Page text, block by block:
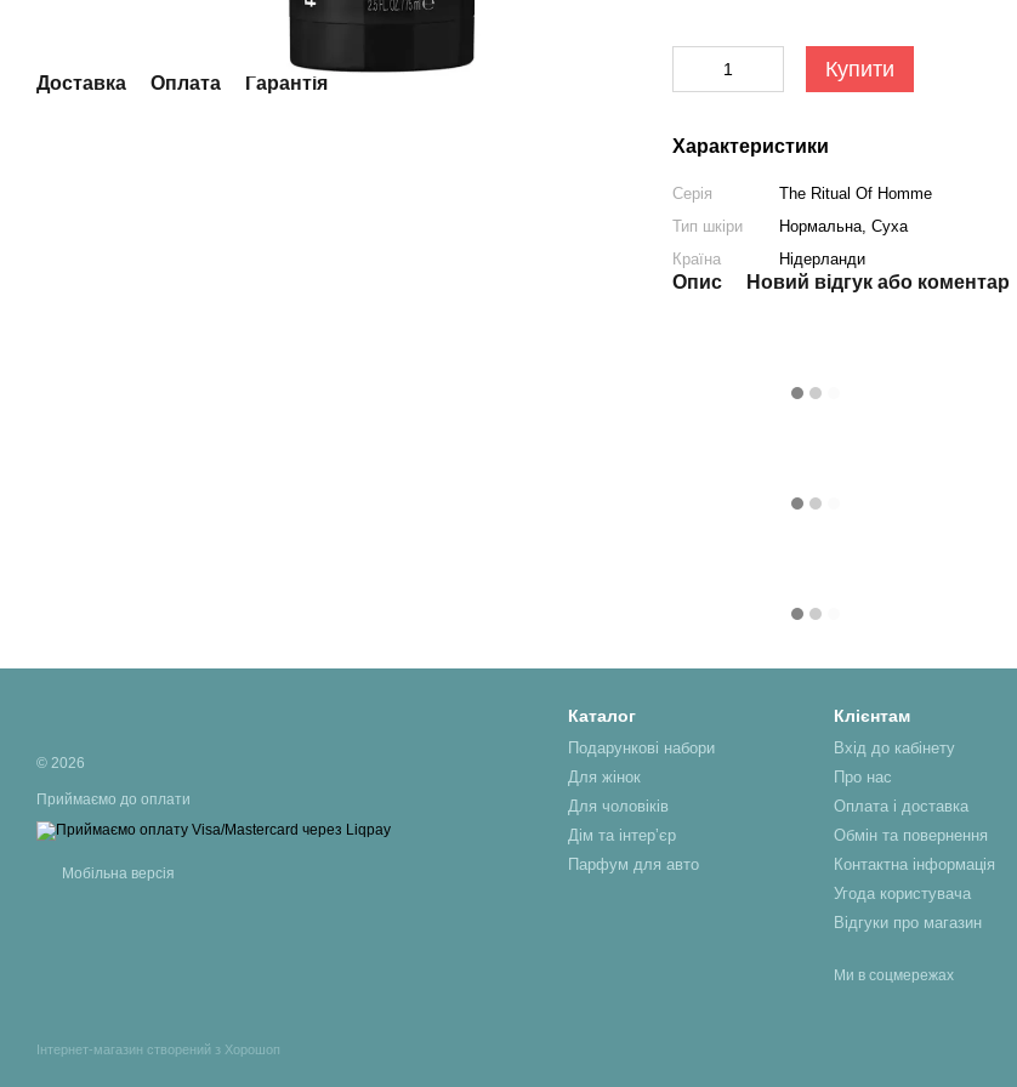
Доставка Оплата Гарантія
Купити
Характеристики
Серія
The Ritual Of Homme
Тип шкіри
Нормальна, Суха
Країна
Нідерланди
Опис Новий відгук або коментар
© 2026
Приймаємо до оплати
Мобільна версія
Інтернет-магазин створений з Хорошоп
Каталог
Подарункові набори
Для жінок
Для чоловіків
Дім та інтерʼєр
Парфум для авто
Клієнтам
Вхід до кабінету
Про нас
Оплата і доставка
Обмін та повернення
Контактна інформація
Угода користувача
Відгуки про магазин
Ми в соцмережах